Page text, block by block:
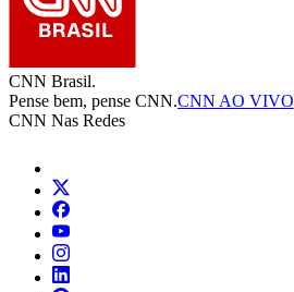
CNN Brasil.
Pense bem, pense CNN.CNN AO VIVO
CNN Nas Redes